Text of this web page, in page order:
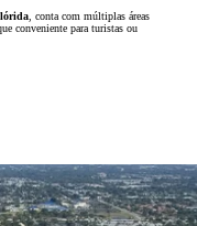
, conta com múltiplas áreas
conveniente para turistas ou